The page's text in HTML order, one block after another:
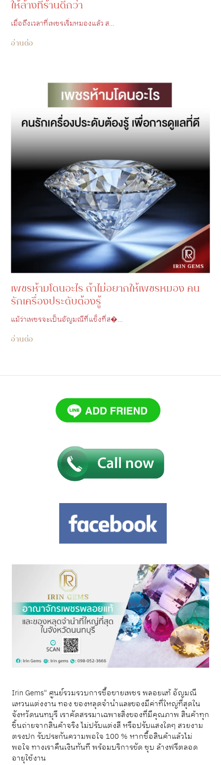
ให้ล้างที่ร้านดีกว่า
เมื่อถึงเวลาที่เพชรเริ่มหมองแล้ว ส…
อ่านต่อ
เพชรห้ามโดนอะไร ถ้าไม่อยากให้เพชรหมอง คน
รักเครื่องประดับต้องรู้
แม้ว่าเพชรจะเป็นอัญมณีที่แข็งที่ส�…
อ่านต่อ
Irin Gems" ศูนย์รวมรวบการซื้อขายเพชร พลอยแท้ อัญมณี
แหวนแต่งงาน ทอง ของหลุดจำนำและของมีค่าที่ใหญ่ที่สุดใน
จังหวัดนนทบุรี เราคัดสรรมาเฉพาะสิ่งของที่มีคุณภาพ สินค้าทุก
ชิ้นถ่ายจากสินค้าจริง ไม่ปรับแต่งสี หรือปรับแสงใดๆ สวยงาม
ตรงปก รับประกันความพอใจ 100 % หากซื้อสินค้าแล้วไม่
พอใจ ทางเราคืนเงินทันที พร้อมบริการขัด ชุบ ล้างฟรีตลอด
อายุใช้งาน